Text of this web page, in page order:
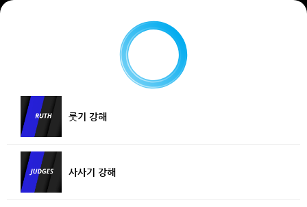
룻기 강해
사사기 강해